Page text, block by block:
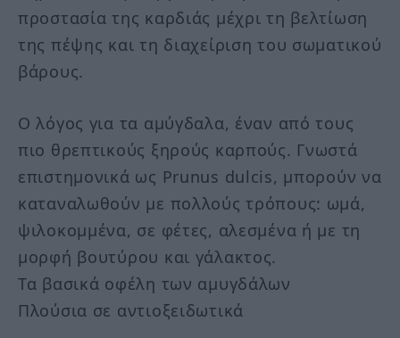
προστασία της καρδιάς μέχρι τη βελτίωση
της πέψης και τη διαχείριση του σωματικού
βάρους.
Ο λόγος για τα αμύγδαλα, έναν από τους
πιο θρεπτικούς ξηρούς καρπούς. Γνωστά
επιστημονικά ως Prunus dulcis, μπορούν να
καταναλωθούν με πολλούς τρόπους: ωμά,
ψιλοκομμένα, σε φέτες, αλεσμένα ή με τη
μορφή βουτύρου και γάλακτος.
Τα βασικά οφέλη των αμυγδάλων
Πλούσια σε αντιοξειδωτικά